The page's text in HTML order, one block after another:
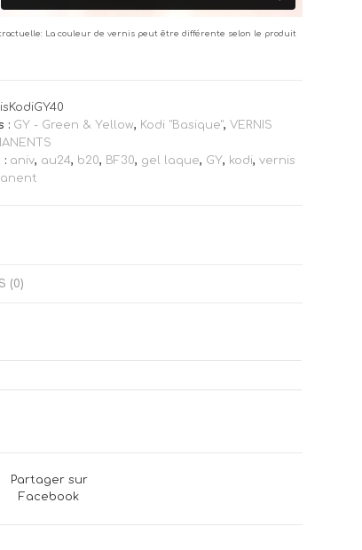
La couleur de vernis peut être différente selon le produit
: GY - Green & Yellow, Kodi "Basique", VERNIS
: aniv, au24, b20, BF30, gel laque, GY, kodi, vernis
(0)
Partager sur
Facebook